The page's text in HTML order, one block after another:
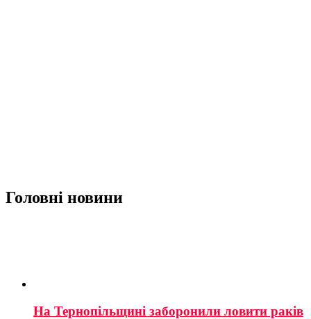
Головні новини
На Тернопільщині заборонили ловити раків